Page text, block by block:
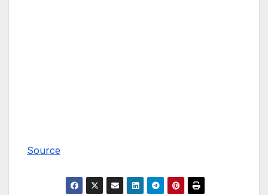
Source